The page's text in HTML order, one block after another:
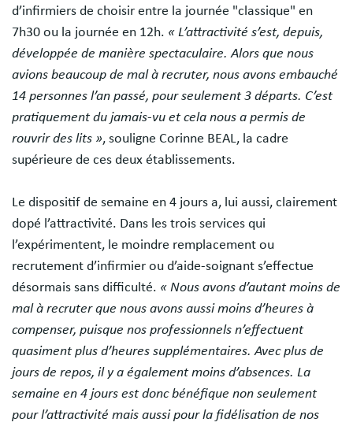
d’infirmiers de choisir entre la journée "classique" en
7h30 ou la journée en 12h. « L’attractivité s’est, depuis,
développée de manière spectaculaire. Alors que nous
avions beaucoup de mal à recruter, nous avons embauché
14 personnes l’an passé, pour seulement 3 départs. C’est
pratiquement du jamais-vu et cela nous a permis de
rouvrir des lits », souligne Corinne BEAL, la cadre
supérieure de ces deux établissements.
Le dispositif de semaine en 4 jours a, lui aussi, clairement
dopé l’attractivité. Dans les trois services qui
l’expérimentent, le moindre remplacement ou
recrutement d’infirmier ou d’aide-soignant s’effectue
désormais sans difficulté. « Nous avons d’autant moins de
mal à recruter que nous avons aussi moins d’heures à
compenser, puisque nos professionnels n’effectuent
quasiment plus d’heures supplémentaires. Avec plus de
jours de repos, il y a également moins d’absences. La
semaine en 4 jours est donc bénéfique non seulement
pour l’attractivité mais aussi pour la fidélisation de nos